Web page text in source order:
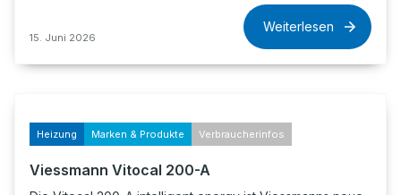
15. Juni 2026
Weiterlesen
Heizung Marken & Produkte Verbraucherinfos
Viessmann Vitocal 200-A